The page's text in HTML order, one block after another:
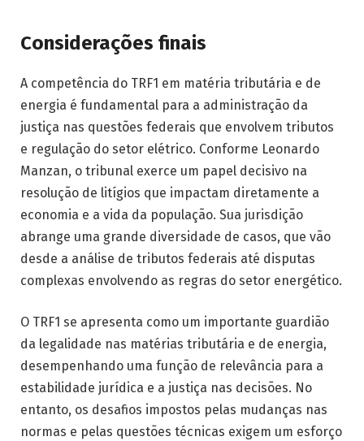
Considerações finais
A competência do TRF1 em matéria tributária e de
energia é fundamental para a administração da
justiça nas questões federais que envolvem tributos
e regulação do setor elétrico. Conforme Leonardo
Manzan, o tribunal exerce um papel decisivo na
resolução de litígios que impactam diretamente a
economia e a vida da população. Sua jurisdição
abrange uma grande diversidade de casos, que vão
desde a análise de tributos federais até disputas
complexas envolvendo as regras do setor energético.
O TRF1 se apresenta como um importante guardião
da legalidade nas matérias tributária e de energia,
desempenhando uma função de relevância para a
estabilidade jurídica e a justiça nas decisões. No
entanto, os desafios impostos pelas mudanças nas
normas e pelas questões técnicas exigem um esforço